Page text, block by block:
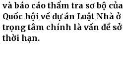
và báo cáo thẩm tra sơ bộ
Quốc hội về dự án Luật Nhà
trọng tâm chính là vấn đề
thời hạn.